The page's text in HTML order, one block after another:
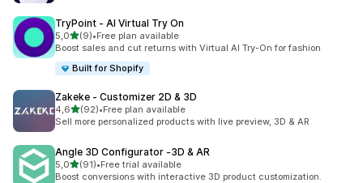
TryPoint ‑ AI Virtual Try On
5,0na 5 gwiazdek
(9)
Łączna liczba recenzji: 9
•Free plan available
Boost sales and cut returns with Virtual AI Try-On for fashion
Built for Shopify
Zakeke ‑ Customizer 2D & 3D
4,6na 5 gwiazdek
(92)
Łączna liczba recenzji: 92
•Free plan available
Sell more personalized products with live preview, 3D & AR
Angle 3D Configurator ‑3D & AR
5,0na 5 gwiazdek
(91)
Łączna liczba recenzji: 91
•Free trial available
Boost conversions with interactive 3D product customization.